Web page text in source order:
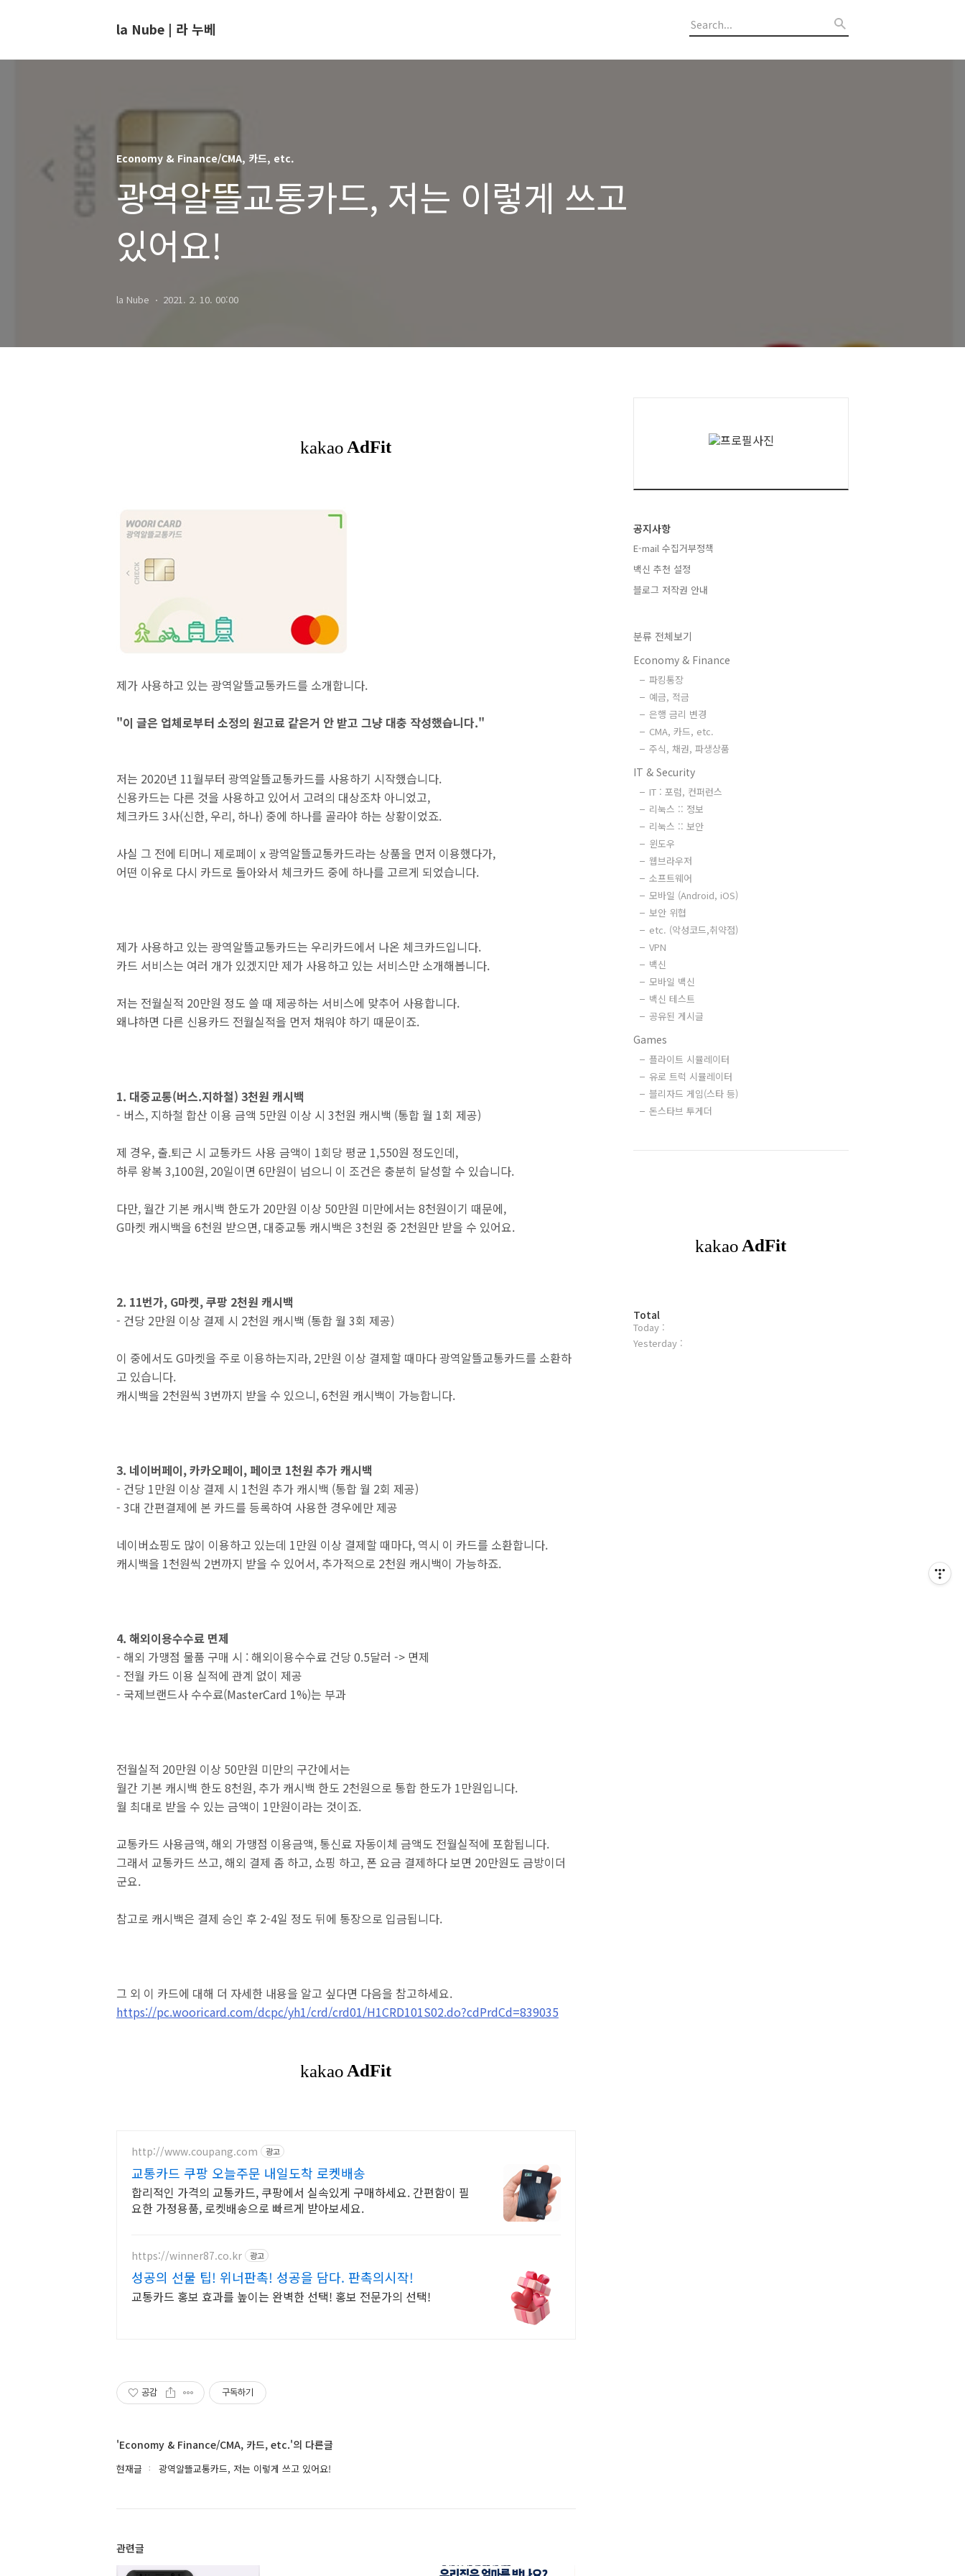
la Nube | 라 누베
Economy & Finance/CMA, 카드, etc.
광역알뜰교통카드, 저는 이렇게 쓰고
있어요!
la Nube 2021. 2. 10. 00:00
제가 사용하고 있는 광역알뜰교통카드를 소개합니다.
"이 글은 업체로부터 소정의 원고료 같은거 안 받고 그냥 대충 작성했습니다."
저는 2020년 11월부터 광역알뜰교통카드를 사용하기 시작했습니다.
신용카드는 다른 것을 사용하고 있어서 고려의 대상조차 아니었고,
체크카드 3사(신한, 우리, 하나) 중에 하나를 골라야 하는 상황이었죠.
사실 그 전에 티머니 제로페이 x 광역알뜰교통카드라는 상품을 먼저 이용했다가,
어떤 이유로 다시 카드로 돌아와서 체크카드 중에 하나를 고르게 되었습니다.
제가 사용하고 있는 광역알뜰교통카드는 우리카드에서 나온 체크카드입니다.
카드 서비스는 여러 개가 있겠지만 제가 사용하고 있는 서비스만 소개해봅니다.
저는 전월실적 20만원 정도 쓸 때 제공하는 서비스에 맞추어 사용합니다.
왜냐하면 다른 신용카드 전월실적을 먼저 채워야 하기 때문이죠.
1. 대중교통(버스.지하철) 3천원 캐시백
- 버스, 지하철 합산 이용 금액 5만원 이상 시 3천원 캐시백 (통합 월 1회 제공)
제 경우, 출.퇴근 시 교통카드 사용 금액이 1회당 평균 1,550원 정도인데,
하루 왕복 3,100원, 20일이면 6만원이 넘으니 이 조건은 충분히 달성할 수 있습니다.
다만, 월간 기본 캐시백 한도가 20만원 이상 50만원 미만에서는 8천원이기 때문에,
G마켓 캐시백을 6천원 받으면, 대중교통 캐시백은 3천원 중 2천원만 받을 수 있어요.
2. 11번가, G마켓, 쿠팡 2천원 캐시백
- 건당 2만원 이상 결제 시 2천원 캐시백 (통합 월 3회 제공)
이 중에서도 G마켓을 주로 이용하는지라, 2만원 이상 결제할 때마다 광역알뜰교통카드를 소환하
고 있습니다.
캐시백을 2천원씩 3번까지 받을 수 있으니, 6천원 캐시백이 가능합니다.
3. 네이버페이, 카카오페이, 페이코 1천원 추가 캐시백
- 건당 1만원 이상 결제 시 1천원 추가 캐시백 (통합 월 2회 제공)
- 3대 간편결제에 본 카드를 등록하여 사용한 경우에만 제공
네이버쇼핑도 많이 이용하고 있는데 1만원 이상 결제할 때마다, 역시 이 카드를 소환합니다.
캐시백을 1천원씩 2번까지 받을 수 있어서, 추가적으로 2천원 캐시백이 가능하죠.
4. 해외이용수수료 면제
- 해외 가맹점 물품 구매 시 : 해외이용수수료 건당 0.5달러 -> 면제
- 전월 카드 이용 실적에 관계 없이 제공
- 국제브랜드사 수수료(MasterCard 1%)는 부과
전월실적 20만원 이상 50만원 미만의 구간에서는
월간 기본 캐시백 한도 8천원, 추가 캐시백 한도 2천원으로 통합 한도가 1만원입니다.
월 최대로 받을 수 있는 금액이 1만원이라는 것이죠.
교통카드 사용금액, 해외 가맹점 이용금액, 통신료 자동이체 금액도 전월실적에 포함됩니다.
그래서 교통카드 쓰고, 해외 결제 좀 하고, 쇼핑 하고, 폰 요금 결제하다 보면 20만원도 금방이더
군요.
참고로 캐시백은 결제 승인 후 2-4일 정도 뒤에 통장으로 입금됩니다.
그 외 이 카드에 대해 더 자세한 내용을 알고 싶다면 다음을 참고하세요.
https://pc.wooricard.com/dcpc/yh1/crd/crd01/H1CRD101S02.do?cdPrdCd=839035
http://www.coupang.com 광고
교통카드 쿠팡 오늘주문 내일도착 로켓배송
합리적인 가격의 교통카드, 쿠팡에서 실속있게 구매하세요. 간편함이 필
요한 가정용품, 로켓배송으로 빠르게 받아보세요.
https://winner87.co.kr 광고
성공의 선물 팁! 위너판촉! 성공을 담다. 판촉의시작!
교통카드 홍보 효과를 높이는 완벽한 선택! 홍보 전문가의 선택!
공감 구독하기
'Economy & Finance/CMA, 카드, etc.'의 다른글
현재글 광역알뜰교통카드, 저는 이렇게 쓰고 있어요!
관련글
공지사항
E-mail 수집거부정책
백신 추천 설정
블로그 저작권 안내
분류 전체보기
Economy & Finance
파킹통장
예금, 적금
은행 금리 변경
CMA, 카드, etc.
주식, 채권, 파생상품
IT & Security
IT : 포럼, 컨퍼런스
리눅스 :: 정보
리눅스 :: 보안
윈도우
웹브라우저
소프트웨어
모바일 (Android, iOS)
보안 위협
etc. (악성코드,취약점)
VPN
백신
모바일 백신
백신 테스트
공유된 게시글
Games
플라이트 시뮬레이터
유로 트럭 시뮬레이터
블리자드 게임(스타 등)
돈스타브 투게더
방
문
자
Total
Today :
Yesterday :